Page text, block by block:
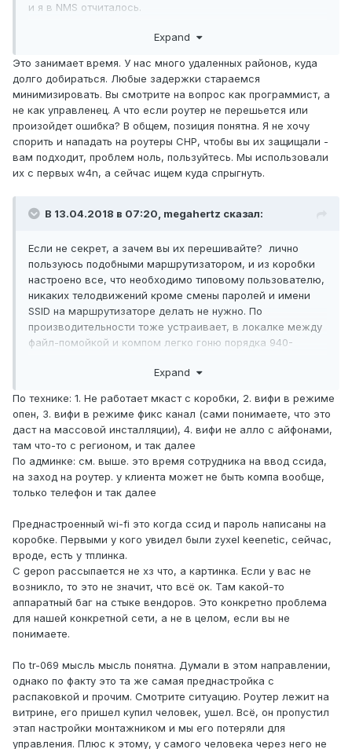
и я в NMS отчиталось.
Expand
Это занимает время. У нас много удаленных районов, куда
долго добираться. Любые задержки стараемся
минимизировать. Вы смотрите на вопрос как программист, а
не как управленец. А что если роутер не перешьется или
произойдет ошибка? В общем, позиция понятна. Я не хочу
спорить и нападать на роутеры СНР, чтобы вы их защищали -
вам подходит, проблем ноль, пользуйтесь. Мы использовали
их с первых w4n, а сейчас ищем куда спрыгнуть.
В 13.04.2018 в 07:20, megahertz сказал:
Если не секрет, а зачем вы их перешивайте? лично
пользуюсь подобными маршрутизатором, и из коробки
настроено все, что необходимо типовому пользователю,
никаких телодвижений кроме смены паролей и имени
SSID на маршрутизаторе делать не нужно. По
производительности тоже устраивает, в локалке между
файл-помойкой и компом легко гоню порядка 940-
показывают вполне себе отличные результаты, еще бы
вас значит "
преднастроенный wi-fi"?. С gepon тоже хз что
там рассыпается, но у меня на двух stb проблем никаких
не вылезло, если проблема в физике, то лечить нужно
первопричину а не следствие.
Если нужно кастомайзить набор опций для пользователя,
то формируйте архив и разово заливайте его на роутер
вашего клиента уже при монтаже(подробнее спросите у
фрилансера(простите меня фрилансеры) и поставить
какойнибудь ACS-сервер, тем более что эти роутеры
прошли интеграцию с EltexACS, где по одному нажатию в
нужное время обновится парк ваших CPE без временных
трудозатрат ваших инженеров.
Expand
По технике: 1. Не работает мкаст с коробки, 2. вифи в режиме
опен, 3. вифи в режиме фикс канал (сами понимаете, что это
даст на массовой инсталляции), 4. вифи не алло с айфонами,
там что-то с регионом, и так далее
По админке: см. выше. это время сотрудника на ввод ссида,
на заход на роутер. у клиента может не быть компа вообще,
только телефон и так далее
Преднастроенный wi-fi это когда ссид и пароль написаны на
коробке. Первыми у кого увидел были zyxel keenetic, сейчас,
вроде, есть у тплинка.
С gepon рассыпается не хз что, а картинка. Если у вас не
возникло, то это не значит, что всё ок. Там какой-то
аппаратный баг на стыке вендоров. Это конкретно проблема
для нашей конкретной сети, а не в целом, если вы не
понимаете.
По tr-069 мысль мысль понятна. Думали в этом направлении,
однако по факту это та же самая преднастройка с
распаковкой и прочим. Смотрите ситуацию. Роутер лежит на
витрине, его пришел купил человек, ушел. Всё, он пропустил
этап настройки монтажником и мы его потеряли для
управления. Плюс к этому, у самого человека через него не